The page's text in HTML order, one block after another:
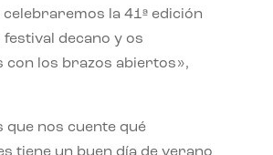
la 41ª edición
decano y os
con los brazos abiertos»,
que nos cuente qué